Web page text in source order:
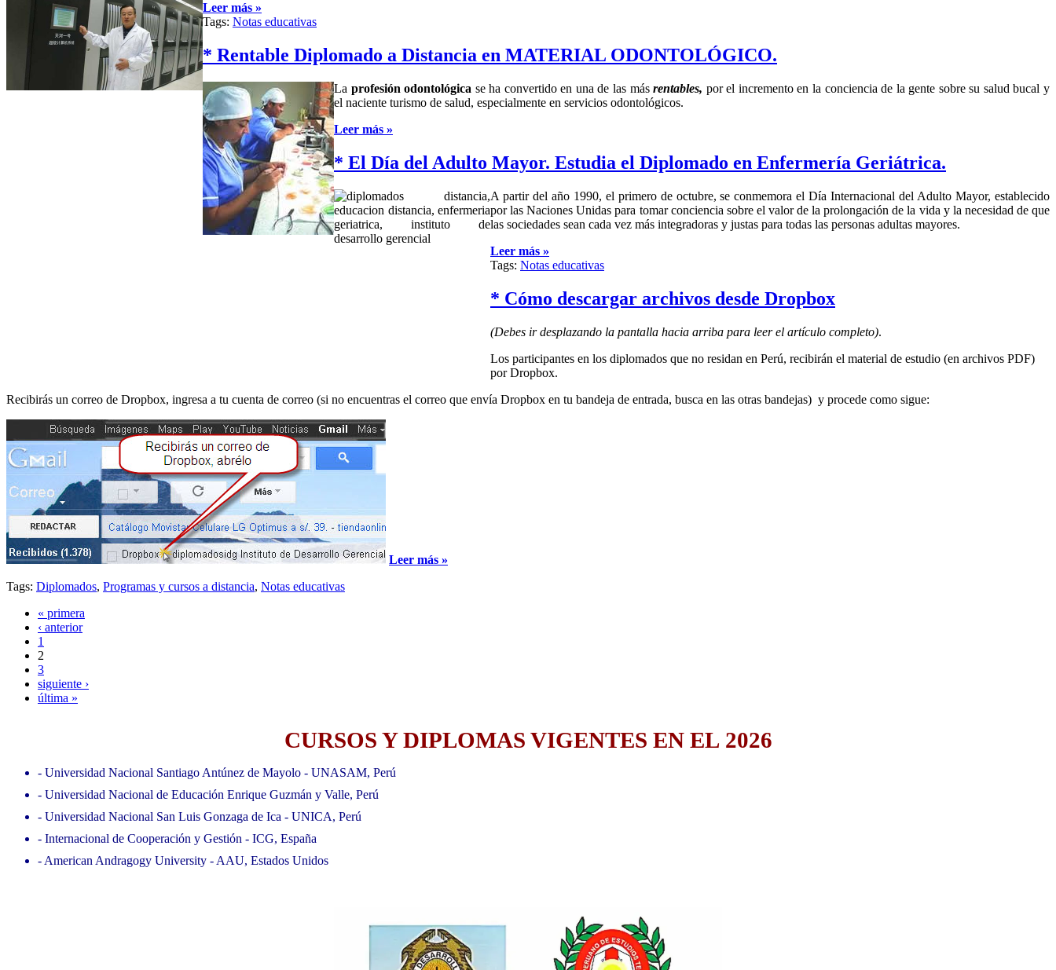
Leer más »
Tags: Notas educativas
* Rentable Diplomado a Distancia en MATERIAL ODONTOLÓGICO.
La profesión odontológica se ha convertido en una de las másrentables, por el incremento en la conciencia de la gente sobre su salud bucal y
el naciente turismo de salud, especialmente en servicios odontológicos.
Leer más »
* El Día del Adulto Mayor. Estudia el Diplomado en Enfermería Geriátrica.
A partir del año 1990, el primero de octubre, se conmemora el Día Internacional del Adulto Mayor, establecido
por las Naciones Unidas para tomar conciencia sobre el valor de la prolongación de la vida y la necesidad de que
las sociedades sean cada vez más integradoras y justas para todas las personas adultas mayores.
Leer más »
Tags: Notas educativas
* Cómo descargar archivos desde Dropbox
(Debes ir desplazando la pantalla hacia arriba para leer el artículo completo).
Los participantes en los diplomados que no residan en Perú, recibirán el material de estudio (en archivos PDF)
por Dropbox.
Recibirás un correo de Dropbox, ingresa a tu cuenta de correo (si no encuentras el correo que envía Dropbox en tu bandeja de entrada, busca en las otras bandejas) y procede como sigue:
Leer más »
Tags: Diplomados, Programas y cursos a distancia, Notas educativas
« primera
‹ anterior
1
2
3
siguiente ›
última »
CURSOS Y DIPLOMAS VIGENTES EN EL 2026
- Universidad Nacional Santiago Antúnez de Mayolo - UNASAM, Perú
- Universidad Nacional de Educación Enrique Guzmán y Valle, Perú
- Universidad Nacional San Luis Gonzaga de Ica - UNICA, Perú
- Internacional de Cooperación y Gestión - ICG, España
- American Andragogy University - AAU, Estados Unidos